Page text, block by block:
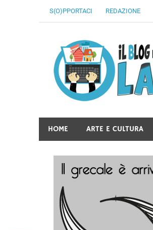
S(O)PPORTACI REDAZIONE
HOME ARTE E CULTURA